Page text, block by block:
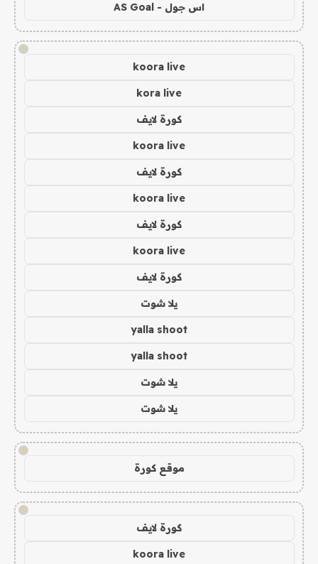
اس جول - AS Goal
!
koora live
kora live
كورة لايف
koora live
كورة لايف
koora live
كورة لايف
koora live
كورة لايف
يلا شوت
yalla shoot
yalla shoot
يلا شوت
يلا شوت
!
موقع كورة
!
كورة لايف
koora live